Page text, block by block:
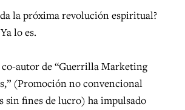
la próxima revolución espiritual?
lo es.
autor de “Guerrilla Marketing
(Promoción no convencional
sin fines de lucro) ha impulsado